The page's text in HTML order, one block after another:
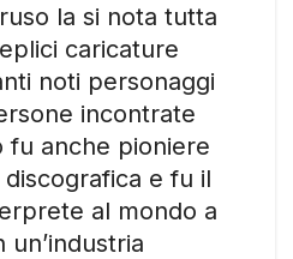
la si nota tutta
caricature
noti personaggi
incontrate
fu anche pioniere
e fu il
al mondo a
un’industria